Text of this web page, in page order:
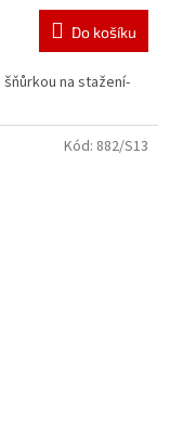
Do košíku
na stažení-
Kód: 882/S13